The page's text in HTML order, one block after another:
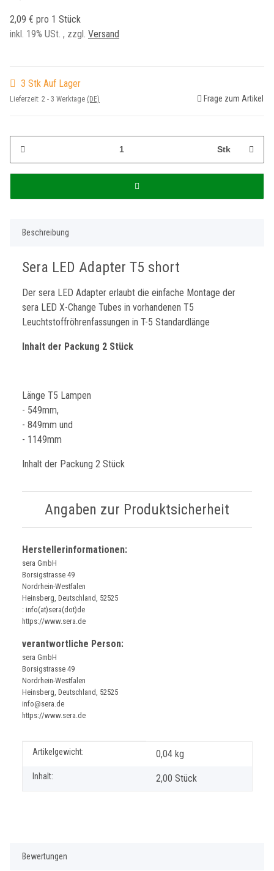
2,09 € pro 1 Stück
inkl. 19% USt. , zzgl. Versand
3 Stk Auf Lager
Lieferzeit: 2 - 3 Werktage (DE) Frage zum Artikel
Stk
Beschreibung
Sera LED Adapter T5 short
Der sera LED Adapter erlaubt die einfache Montage der
sera LED X-Change Tubes in vorhandenen T5
Leuchtstoffröhrenfassungen in T-5 Standardlänge
Inhalt der Packung 2 Stück
Länge T5 Lampen
- 549mm,
- 849mm und
- 1149mm
Inhalt der Packung 2 Stück
Angaben zur Produktsicherheit
Herstellerinformationen:
sera GmbH
Borsigstrasse 49
Nordrhein-Westfalen
Heinsberg, Deutschland, 52525
: info(at)sera(dot)de
https://www.sera.de
verantwortliche Person:
sera GmbH
Borsigstrasse 49
Nordrhein-Westfalen
Heinsberg, Deutschland, 52525
info@sera.de
https://www.sera.de
Produkteigenschaft
Wert
Artikelgewicht: 0,04 kg
Inhalt: 2,00 Stück
Bewertungen